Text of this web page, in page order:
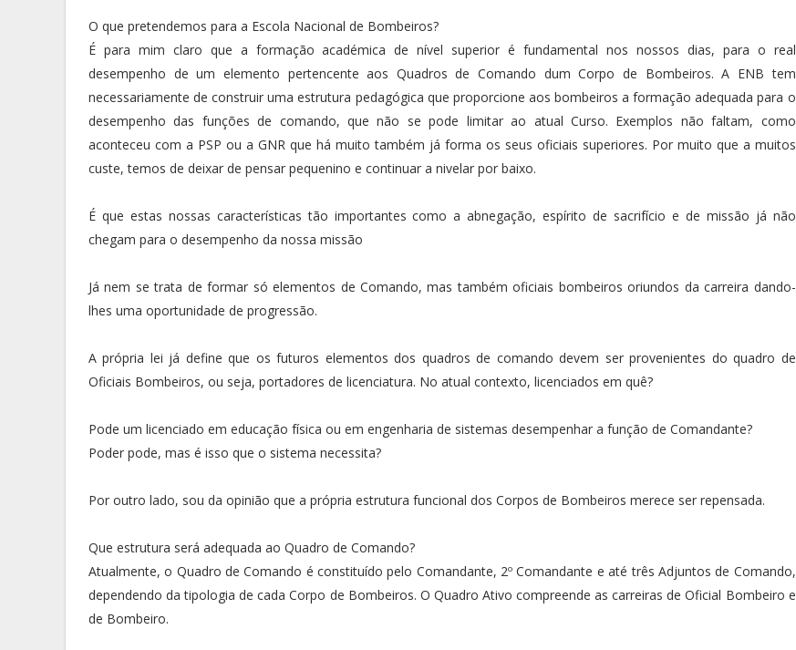
O que pretendemos para a Escola Nacional de Bombeiros?
É para mim claro que a formação académica de nível superior é fundamental nos nossos dias, para o real
desempenho de um elemento pertencente aos Quadros de Comando dum Corpo de Bombeiros. A ENB tem
necessariamente de construir uma estrutura pedagógica que proporcione aos bombeiros a formação adequada para o
desempenho das funções de comando, que não se pode limitar ao atual Curso. Exemplos não faltam, como
aconteceu com a PSP ou a GNR que há muito também já forma os seus oficiais superiores. Por muito que a muitos
custe, temos de deixar de pensar pequenino e continuar a nivelar por baixo.
É que estas nossas características tão importantes como a abnegação, espírito de sacrifício e de missão já não
chegam para o desempenho da nossa missão
Já nem se trata de formar só elementos de Comando, mas também oficiais bombeiros oriundos da carreira dando-
lhes uma oportunidade de progressão.
A própria lei já define que os futuros elementos dos quadros de comando devem ser provenientes do quadro de
Oficiais Bombeiros, ou seja, portadores de licenciatura. No atual contexto, licenciados em quê?
Pode um licenciado em educação física ou em engenharia de sistemas desempenhar a função de Comandante?
Poder pode, mas é isso que o sistema necessita?
Por outro lado, sou da opinião que a própria estrutura funcional dos Corpos de Bombeiros merece ser repensada.
Que estrutura será adequada ao Quadro de Comando?
Atualmente, o Quadro de Comando é constituído pelo Comandante, 2º Comandante e até três Adjuntos de Comando,
dependendo da tipologia de cada Corpo de Bombeiros. O Quadro Ativo compreende as carreiras de Oficial Bombeiro e
de Bombeiro.